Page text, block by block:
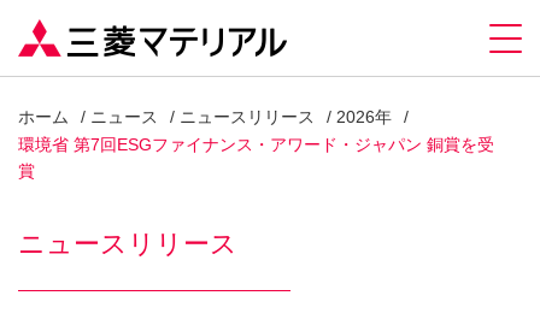
ホーム ニュース ニュースリリース
2026年
環境省 第7回ESGファイナンス・アワード・ジャパン 銅賞を受
賞
ニュースリリース